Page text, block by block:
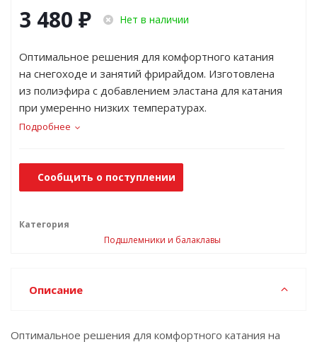
3 480 ₽ Нет в наличии
Оптимальное решения для комфортного катания
на снегоходе и занятий фрирайдом. Изготовлена
из полиэфира с добавлением эластана для катания
при умеренно низких температурах.
Подробнее
Сообщить о поступлении
Категория
Подшлемники и балаклавы
Описание
Оптимальное решения для комфортного катания на